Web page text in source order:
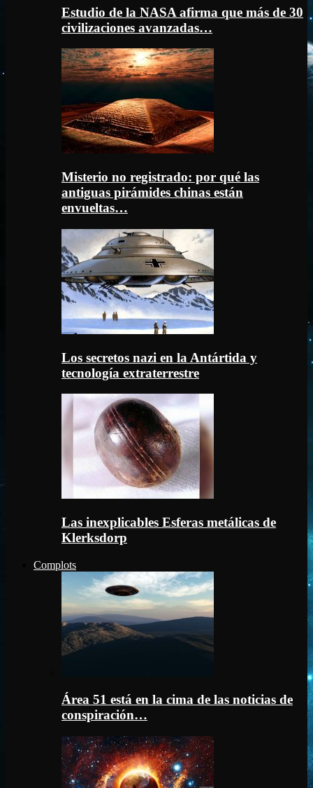
Estudio de la NASA afirma que más de 30
civilizaciones avanzadas…
Misterio no registrado: por qué las
antiguas pirámides chinas están
envueltas…
Los secretos nazi en la Antártida y
tecnología extraterrestre
Las inexplicables Esferas metálicas de
Klerksdorp
Complots
Área 51 está en la cima de las noticias de
conspiración…